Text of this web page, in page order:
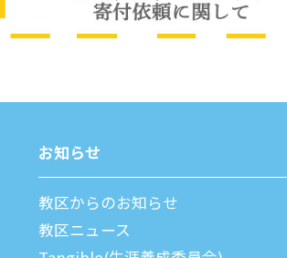
お知らせ
教区からのお知らせ
教区ニュース